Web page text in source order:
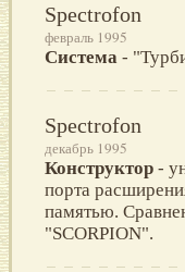
Spectrofon
февраль 1995
Система -
Spectrofon
декабрь 1995
Конструктор -
порта
памятью.
"SCORPION".